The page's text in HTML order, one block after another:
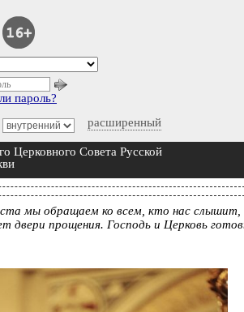
расширенный
пароль?
Церковного Совета Русской
мы обращаем ко всем, кто нас
двери прощения. Господь и Церковь